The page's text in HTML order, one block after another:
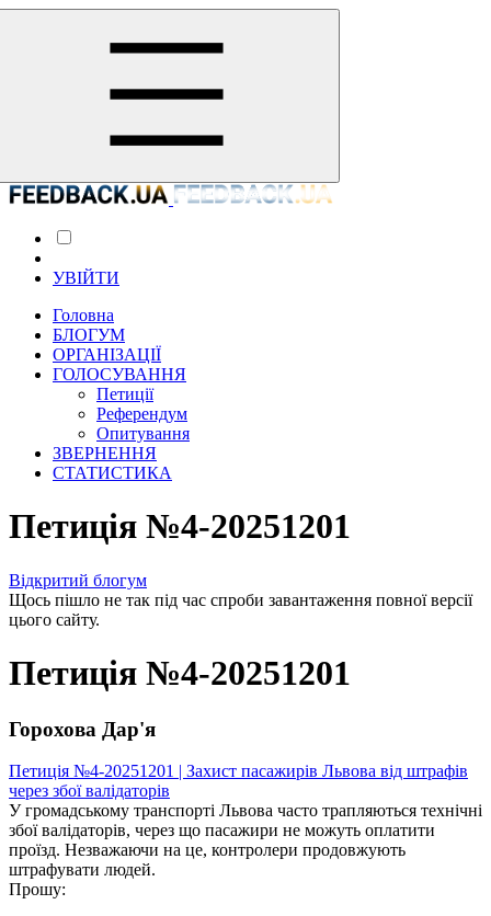
УВІЙТИ
Головна
БЛОГУМ
ОРГАНІЗАЦІЇ
ГОЛОСУВАННЯ
Петиції
Референдум
Опитування
ЗВЕРНЕННЯ
СТАТИСТИКА
Петиція №4-20251201
Відкритий блогум
Щось пішло не так під час спроби завантаження повної версії
цього сайту.
Петиція №4-20251201
Горохова Дар'я
Петиція №4-20251201 | Захист пасажирів Львова від штрафів
через збої валідаторів
У громадському транспорті Львова часто трапляються технічні
збої валідаторів, через що пасажири не можуть оплатити
проїзд. Незважаючи на це, контролери продовжують
штрафувати людей.
Прошу: